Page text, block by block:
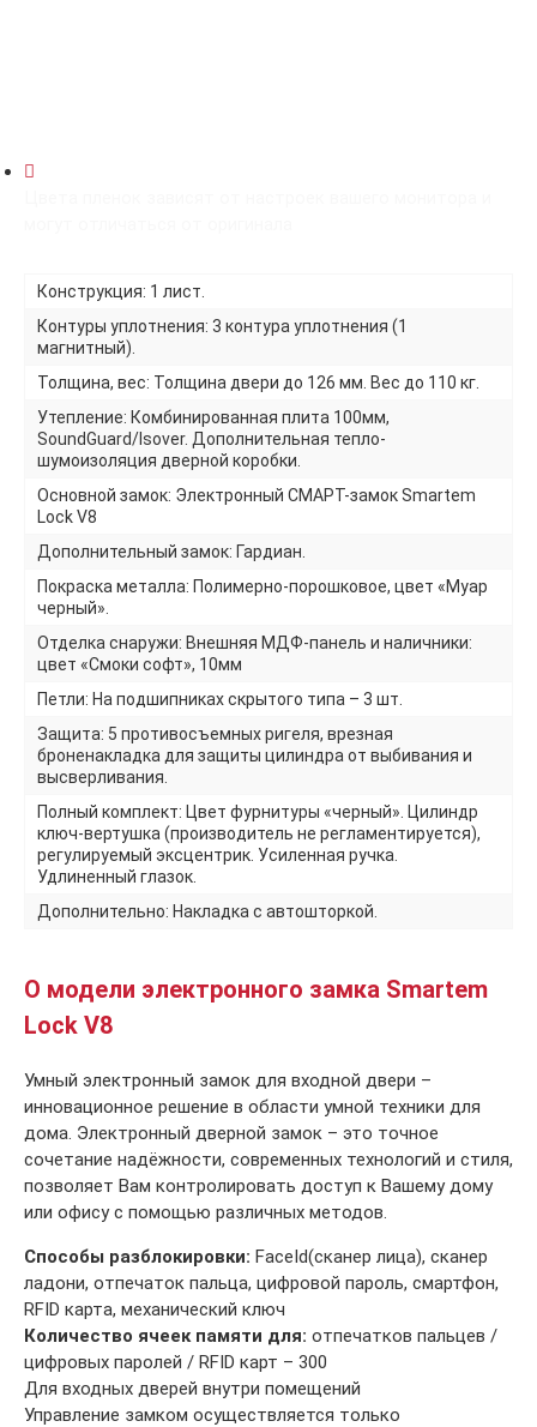
Конструкция: 1 лист.
Контуры уплотнения: 3 контура уплотнения (1
магнитный).
Толщина, вес: Толщина двери до 126 мм. Вес до 110 кг.
Утепление: Комбинированная плита 100мм,
SoundGuard/Isover. Дополнительная тепло-
шумоизоляция дверной коробки.
Основной замок: Электронный СМАРТ-замок Smartem
Lock V8
Дополнительный замок: Гардиан.
Покраска металла: Полимерно-порошковое, цвет «Муар
черный».
Отделка снаружи: Внешняя МДФ-панель и наличники:
цвет «Смоки софт», 10мм
Петли: На подшипниках скрытого типа – 3 шт.
Защита: 5 противосъемных ригеля, врезная
броненакладка для защиты цилиндра от выбивания и
высверливания.
Полный комплект: Цвет фурнитуры «черный». Цилиндр
ключ-вертушка (производитель не регламентируется),
регулируемый эксцентрик. Усиленная ручка.
Удлиненный глазок.
Дополнительно: Накладка с автошторкой.
О модели электронного замка Smartem
Lock V8
Умный электронный замок для входной двери –
инновационное решение в области умной техники для
дома. Электронный дверной замок – это точное
сочетание надёжности, современных технологий и стиля,
позволяет Вам контролировать доступ к Вашему дому
или офису с помощью различных методов.
Способы разблокировки: FaceId(сканер лица), сканер
ладони, отпечаток пальца, цифровой пароль, смартфон,
RFID карта, механический ключ
Количество ячеек памяти для: отпечатков пальцев /
цифровых паролей / RFID карт – 300
Для входных дверей внутри помещений
Управление замком осуществляется только